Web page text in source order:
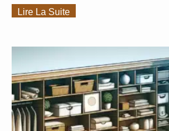
Lire La Suite